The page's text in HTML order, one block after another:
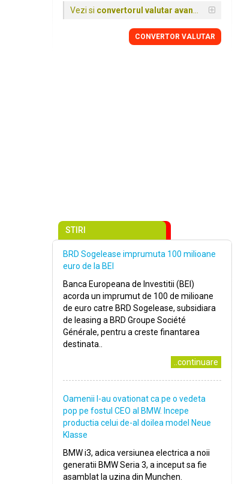
Vezi si convertorul valutar avansat
CONVERTOR VALUTAR
STIRI
BRD Sogelease imprumuta 100 milioane
euro de la BEI
Banca Europeana de Investitii (BEI)
acorda un imprumut de 100 de milioane
de euro catre BRD Sogelease, subsidiara
de leasing a BRD Groupe Société
Générale, pentru a creste finantarea
destinata..
..continuare
Oamenii l-au ovationat ca pe o vedeta
pop pe fostul CEO al BMW. Incepe
productia celui de-al doilea model Neue
Klasse
BMW i3, adica versiunea electrica a noii
generatii BMW Seria 3, a inceput sa fie
asamblat la uzina din Munchen.